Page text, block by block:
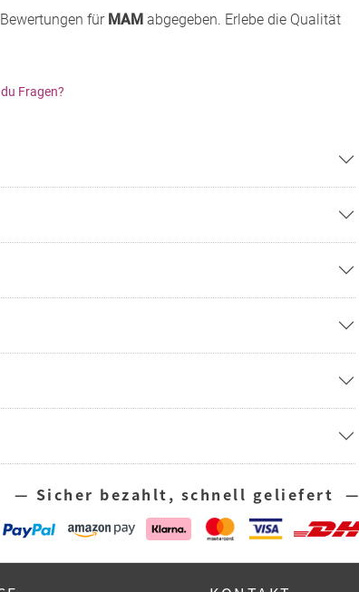
für MAM abgegeben. Erlebe die Qualität
Fragen?
— Sicher bezahlt, schnell geliefert —